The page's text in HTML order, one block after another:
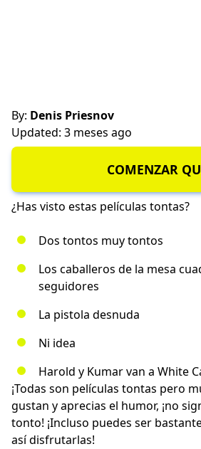
By: Denis Priesnov
Updated: 3 meses ago
COMENZAR
¿Has visto estas películas tontas?
Dos tontos muy tontos
Los caballeros de la mesa
seguidores
La pistola desnuda
Ni idea
Harold y Kumar van a White
¡Todas son películas tontas pero
gustan y aprecias el humor, ¡no
tonto! ¡Incluso puedes ser
así disfrutarlas!